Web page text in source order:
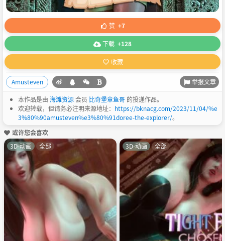
赞 +7
下载 +128
收藏
Amusteven 举报文章
本作品是由 海滩资源会员 比奇堡章鱼哥 的投递作品。
欢迎转载，但请务必注明来源地址： https://bknacg.com/2023/11/04/%e
3%80%90amusteven%e3%80%91doree-the-explorer/。
或许您会喜欢
3D-动画 全部 3D-动画 全部